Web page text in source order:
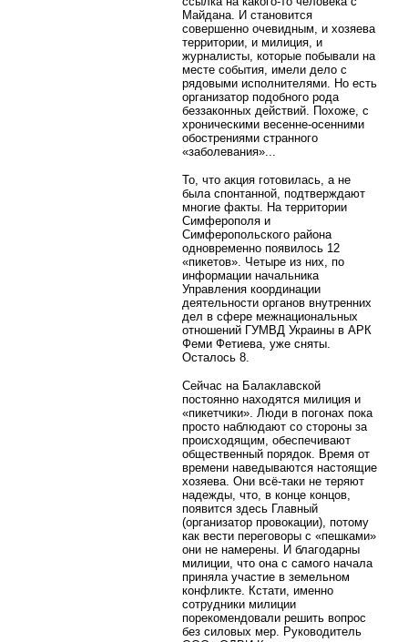
Майдана. И становится
совершенно очевидным, и хозяева
территории, и милиция, и
журналисты, которые побывали на
месте события, имели дело с
рядовыми исполнителями. Но есть
организатор подобного рода
беззаконных действий. Похоже, с
хроническими весенне-осенними
обострениями странного
«заболевания»...
То, что акция готовилась, а не
была спонтанной, подтверждают
многие факты. На территории
Симферополя и
Симферопольского района
одновременно появилось 12
«пикетов». Четыре из них, по
информации начальника
Управления координации
деятельности органов внутренних
дел в сфере межнациональных
отношений ГУМВД Украины в АРК
Феми Фетиева, уже сняты.
Осталось 8.
Сейчас на Балаклавской
постоянно находятся милиция и
«пикетчики». Люди в погонах пока
просто наблюдают со стороны за
происходящим, обеспечивают
общественный порядок. Время от
времени наведываются настоящие
хозяева. Они всё-таки не теряют
надежды, что, в конце концов,
появится здесь Главный
(организатор провокации), потому
как вести переговоры с «пешками»
они не намерены. И благодарны
милиции, что она с самого начала
приняла участие в земельном
конфликте. Кстати, именно
сотрудники милиции
порекомендовали решить вопрос
без силовых мер. Руководитель